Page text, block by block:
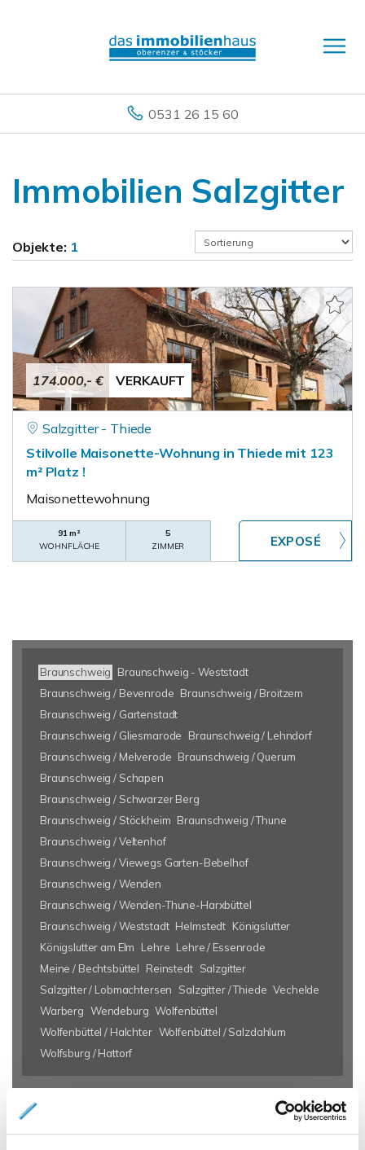
0531 26 15 60
Immobilien Salzgitter
Objekte: 1
174.000,- € VERKAUFT
Salzgitter - Thiede
Stilvolle Maisonette-Wohnung in Thiede mit 123
m² Platz !
Maisonettewohnung
91 m²
WOHNFLÄCHE
5
ZIMMER
Braunschweig
Braunschweig - Weststadt
Braunschweig / Bevenrode Braunschweig / Broitzem
Braunschweig / Gartenstadt
Braunschweig / Gliesmarode
Braunschweig / Lehndorf
Braunschweig / Melverode Braunschweig / Querum
Braunschweig / Schapen
Braunschweig / Schwarzer Berg
Braunschweig / Stöckheim Braunschweig / Thune
Braunschweig / Veltenhof
Braunschweig / Viewegs Garten-Bebelhof
Braunschweig / Wenden
Braunschweig / Wenden-Thune-Harxbüttel
Braunschweig / Weststadt Helmstedt Königslutter
Königslutter am Elm
Lehre Lehre / Essenrode
Meine / Bechtsbüttel
Reinstedt Salzgitter
Salzgitter / Lobmachtersen
Salzgitter / Thiede Vechelde
Warberg Wendeburg Wolfenbüttel
Wolfenbüttel / Halchter Wolfenbüttel / Salzdahlum
Wolfsburg / Hattorf
Immo
Braunschweig
Mietangebote Braunschweig
Mietwohnungen